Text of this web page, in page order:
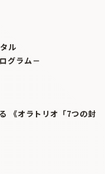
ル
グラム－
《オラトリオ「7つの封